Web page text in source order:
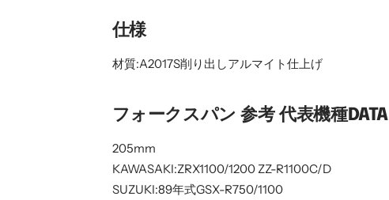
仕様
材質:A2017S削り出しアルマイト仕上げ
フォークスパン 参考 代表機種DATA
205mm
KAWASAKI:ZRX1100/1200 ZZ-R1100C/D
SUZUKI:89年式GSX-R750/1100